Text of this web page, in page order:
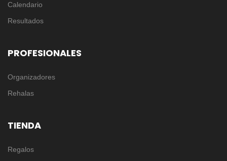
Calendario
Resultados
PROFESIONALES
Organizadores
Rehalas
TIENDA
Regalos